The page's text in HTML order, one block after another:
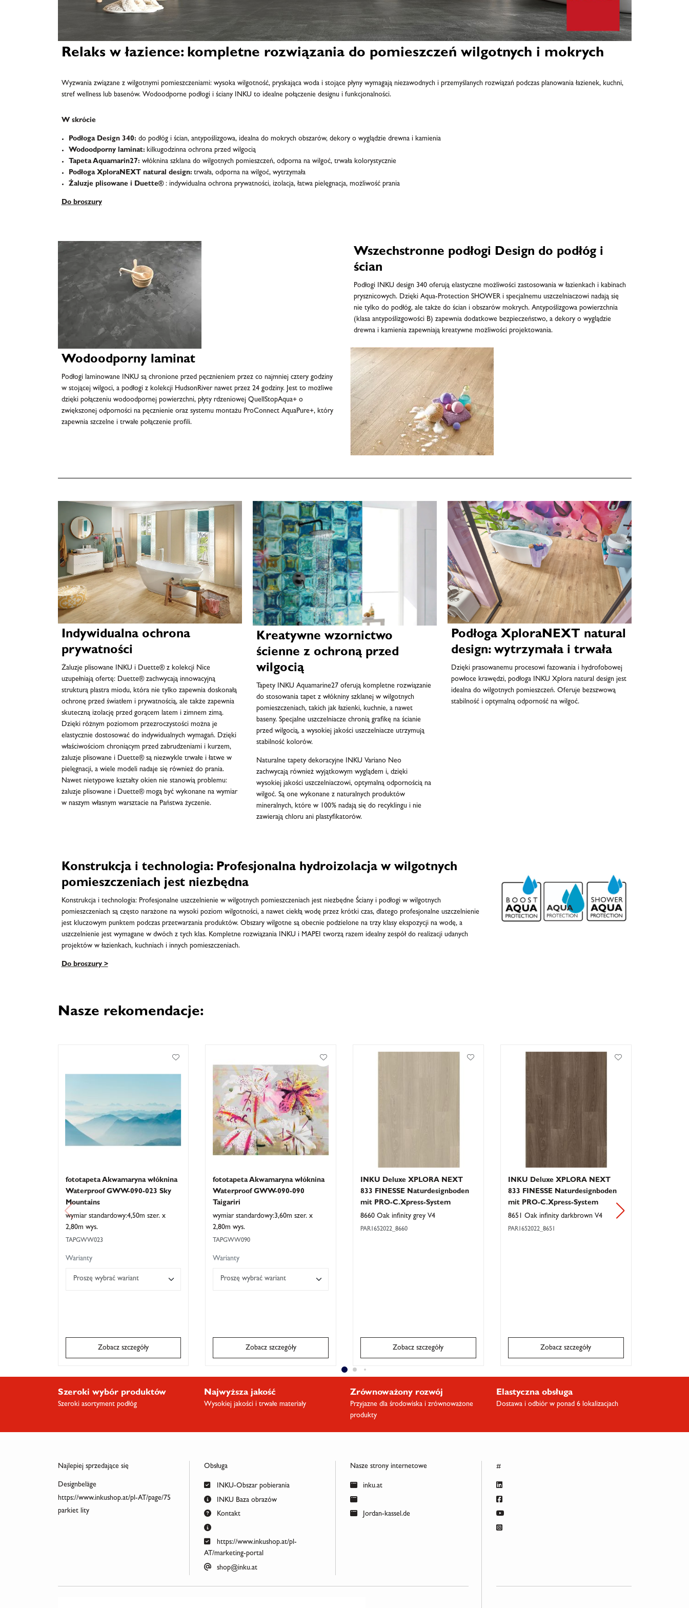
Relaks w łazience: kompletne rozwiązania do pomieszczeń wilgotnych i mokrych
Wyzwania związane z wilgotnymi pomieszczeniami: wysoka wilgotność, pryskająca woda i stojące płyny wymagają niezawodnych i przemyślanych rozwiązań podczas planowania łazienek, kuchni,
stref wellness lub basenów. Wodoodporne podłogi i ściany INKU to idealne połączenie designu i funkcjonalności.
W skrócie
Podłoga Design 340: do podłóg i ścian, antypoślizgowa, idealna do mokrych obszarów, dekory o wyglądzie drewna i kamienia
Wodoodporny laminat: kilkugodzinna ochrona przed wilgocią
Tapeta Aquamarin27: włóknina szklana do wilgotnych pomieszczeń, odporna na wilgoć, trwała kolorystycznie
Podłoga XploraNEXT natural design: trwała, odporna na wilgoć, wytrzymała
Żaluzje plisowane i Duette® : indywidualna ochrona prywatności, izolacja, łatwa pielęgnacja, możliwość prania
Do broszury
Wodoodporny laminat
Podłogi laminowane INKU są chronione przed pęcznieniem przez co najmniej cztery godziny
w stojącej wilgoci, a podłogi z kolekcji HudsonRiver nawet przez 24 godziny. Jest to możliwe
dzięki połączeniu wodoodpornej powierzchni, płyty rdzeniowej QuellStopAqua+ o
zwiększonej odporności na pęcznienie oraz systemu montażu ProConnect AquaPure+, który
zapewnia szczelne i trwałe połączenie profili.
Wszechstronne podłogi Design do podłóg i
ścian
Podłogi INKU design 340 oferują elastyczne możliwości zastosowania w łazienkach i kabinach
prysznicowych. Dzięki Aqua-Protection SHOWER i specjalnemu uszczelniaczowi nadają się
nie tylko do podłóg, ale także do ścian i obszarów mokrych. Antypoślizgowa powierzchnia
(klasa antypoślizgowości B) zapewnia dodatkowe bezpieczeństwo, a dekory o wyglądzie
drewna i kamienia zapewniają kreatywne możliwości projektowania.
Indywidualna ochrona
prywatności
Żaluzje plisowane INKU i Duette® z kolekcji Nice
uzupełniają ofertę: Duette® zachwycają innowacyjną
strukturą plastra miodu, która nie tylko zapewnia doskonałą
ochronę przed światłem i prywatnością, ale także zapewnia
skuteczną izolację przed gorącem latem i zimnem zimą.
Dzięki różnym poziomom przezroczystości można je
elastycznie dostosować do indywidualnych wymagań. Dzięki
właściwościom chroniącym przed zabrudzeniami i kurzem,
żaluzje plisowane i Duette® są niezwykle trwałe i łatwe w
pielęgnacji, a wiele modeli nadaje się również do prania.
Nawet nietypowe kształty okien nie stanowią problemu:
żaluzje plisowane i Duette® mogą być wykonane na wymiar
w naszym własnym warsztacie na Państwa życzenie.
Kreatywne wzornictwo
ścienne z ochroną przed
wilgocią
Tapety INKU Aquamarine27 oferują kompletne rozwiązanie
do stosowania tapet z włókniny szklanej w wilgotnych
pomieszczeniach, takich jak łazienki, kuchnie, a nawet
baseny. Specjalne uszczelniacze chronią grafikę na ścianie
przed wilgocią, a wysokiej jakości uszczelniacze utrzymują
stabilność kolorów.
Naturalne tapety dekoracyjne INKU Variano Neo
zachwycają również wyjątkowym wyglądem i, dzięki
wysokiej jakości uszczelniaczowi, optymalną odpornością na
wilgoć. Są one wykonane z naturalnych produktów
mineralnych, które w 100% nadają się do recyklingu i nie
zawierają chloru ani plastyfikatorów.
Podłoga XploraNEXT natural
design: wytrzymała i trwała
Dzięki prasowanemu procesowi fazowania i hydrofobowej
powłoce krawędzi, podłoga INKU Xplora natural design jest
idealna do wilgotnych pomieszczeń. Oferuje bezszwową
stabilność i optymalną odporność na wilgoć.
Konstrukcja i technologia: Profesjonalna hydroizolacja w wilgotnych
pomieszczeniach jest niezbędna
Konstrukcja i technologia: Profesjonalne uszczelnienie w wilgotnych pomieszczeniach jest niezbędne Ściany i podłogi w wilgotnych
pomieszczeniach są często narażone na wysoki poziom wilgotności, a nawet ciekłą wodę przez krótki czas, dlatego profesjonalne uszczelnienie
jest kluczowym punktem podczas przetwarzania produktów. Obszary wilgotne są obecnie podzielone na trzy klasy ekspozycji na wodę, a
uszczelnienie jest wymagane w dwóch z tych klas. Kompletne rozwiązania INKU i MAPEI tworzą razem idealny zespół do realizacji udanych
projektów w łazienkach, kuchniach i innych pomieszczeniach.
Do broszury >
Nasze rekomendacje:
fototapeta Akwamaryna włóknina
Waterproof GWW-090-023 Sky
Mountains
wymiar standardowy:4,50m szer. x
2,80m wys.
TAPGWW023
Warianty
Proszę wybrać wariant
Zobacz szczegóły
fototapeta Akwamaryna włóknina
Waterproof GWW-090-090
Taigariri
wymiar standardowy:3,60m szer. x
2,80m wys.
TAPGWW090
Warianty
Proszę wybrać wariant
Zobacz szczegóły
INKU Deluxe XPLORA NEXT
833 FINESSE Naturdesignboden
mit PRO-C.Xpress-System
8660 Oak infinity grey V4
PAR1652022_8660
Zobacz szczegóły
INKU Deluxe XPLORA NEXT
833 FINESSE Naturdesignboden
mit PRO-C.Xpress-System
8651 Oak infinity darkbrown V4
PAR1652022_8651
Zobacz szczegóły
Szeroki wybór produktów
Szeroki asortyment podłóg
Najwyższa jakość
Wysokiej jakości i trwałe materiały
Zrównoważony rozwój
Przyjazne dla środowiska i zrównoważone
produkty
Elastyczna obsługa
Dostawa i odbiór w ponad 6 lokalizacjach
Najlepiej sprzedające się
Designbeläge
https://www.inkushop.at/pl-AT/page/75
parkiet lity
Obsługa
INKU-Obszar pobierania
INKU Baza obrazów
Kontakt
https://www.inkushop.at/pl-
AT/marketing-portal
shop@inku.at
Nasze strony internetowe
inku.at
Jordan-kassel.de
#